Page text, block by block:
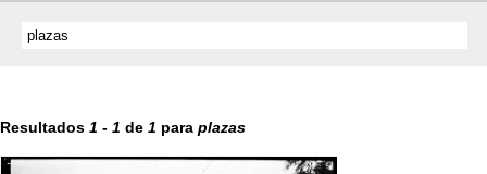
Resultados 1 - 1 de 1 para plazas